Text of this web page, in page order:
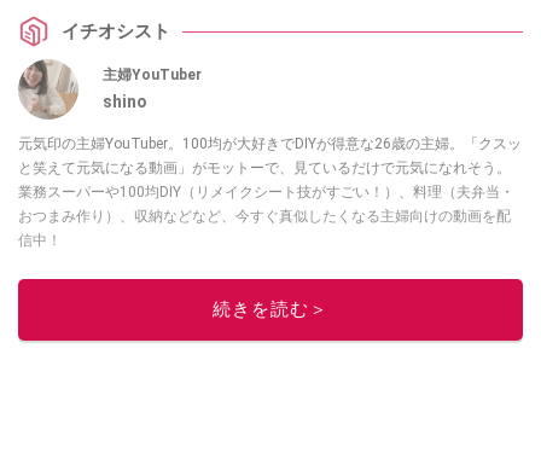
イチオシスト
主婦YouTuber
shino
元気印の主婦YouTuber。100均が大好きでDIYが得意な26歳の主婦。「クスッ
と笑えて元気になる動画」がモットーで、見ているだけで元気になれそう。
業務スーパーや100均DIY（リメイクシート技がすごい！）、料理（夫弁当・
おつまみ作り）、収納などなど、今すぐ真似したくなる主婦向けの動画を配
信中！
このイチオシストの他の記事を読む
続きを読む＞